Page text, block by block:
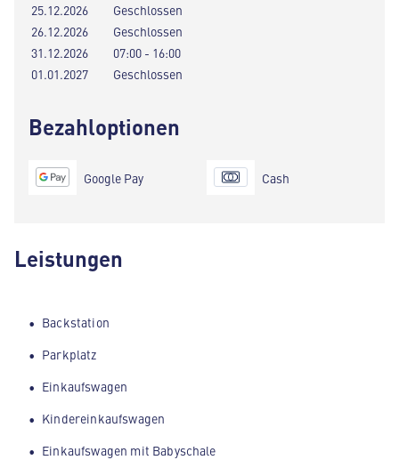
25.12.2026
Geschlossen
26.12.2026
Geschlossen
31.12.2026
07:00 - 16:00
01.01.2027
Geschlossen
Bezahloptionen
Google Pay Cash
Leistungen
Backstation
Parkplatz
Einkaufswagen
Kindereinkaufswagen
Einkaufswagen mit Babyschale